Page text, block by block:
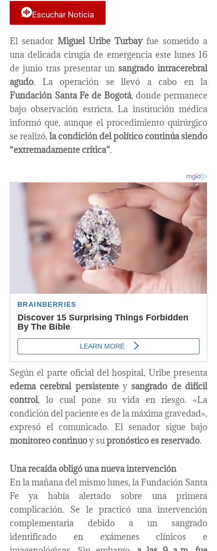
Escuchar Noticia
El senador Miguel Uribe Turbayfue sometido a
una delicada cirugía de emergencia este lunes 16
de junio tras presentar un sangrado intracerebral
agudo. La operación se llevó a cabo en la
Fundación Santa Fe de Bogotá, donde permanece
bajo observación estricta. La institución médica
informó que, aunque el procedimiento quirúrgico
se realizó, la condición del político continúa siendo
“extremadamente crítica”.
Según el parte oficial del hospital, Uribe presenta
edema cerebral persistenteysangrado de difícil
control, lo cual pone su vida en riesgo. «La
condición del paciente es de la máxima gravedad»,
expresó el comunicado. El senador sigue bajo
monitoreo continuoy supronóstico es reservado.
Una recaída obligó una nueva intervención
En la mañana del mismo lunes, la Fundación Santa
Fe ya había alertado sobre una primera
complicación. Se le practicó una intervención
complementaria debido a un sangrado
identificado en exámenes clínicos e